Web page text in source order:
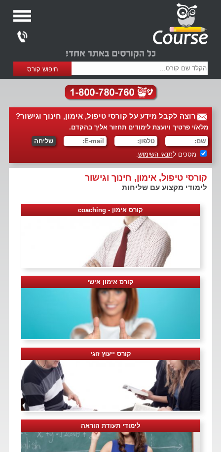
רוצה לקבל מידע על קורסי טיפול, אימון, חינוך וגישור?
מלא/י פרטיך ויועצת לימודים תחזור אליך בהקדם.
מסכים לתנאי השימוש.
קורסי טיפול, אימון, חינוך וגישור
לימודי מקצוע עם שליחות
קורס אימון - coaching
קורס אימון אישי
קורס ייעוץ זוגי
לימודי תעודת הוראה